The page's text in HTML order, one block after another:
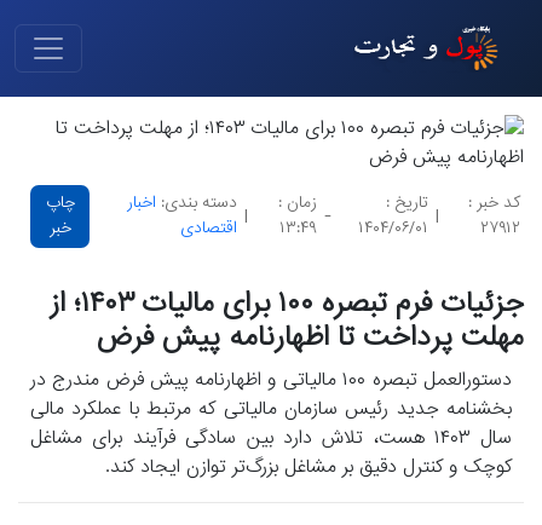
کد خبر :
۲۷۹۱۲
|
تاریخ :
۱۴۰۴/۰۶/۰۱
-
زمان :
۱۳:۴۹
|
دسته بندی: اخبار
اقتصادی
چاپ
خبر
جزئیات فرم تبصره ۱۰۰ برای مالیات ۱۴۰۳؛ از
مهلت پرداخت تا اظهارنامه پیش فرض
دستورالعمل تبصره ۱۰۰ مالیاتی و اظهارنامه پیش فرض مندرج در
بخشنامه جدید رئیس سازمان مالیاتی که مرتبط با عملکرد مالی
سال ۱۴۰۳ هست، تلاش دارد بین سادگی فرآیند برای مشاغل
کوچک و کنترل دقیق بر مشاغل بزرگ‌تر توازن ایجاد کند.